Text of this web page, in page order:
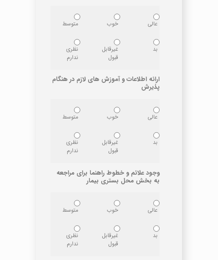
عالی خوب متوسط
بد
غیرقابل
قبول
نظری
ندارم
ارائه اطلاعات و آموزش های لازم در هنگام
پذیرش
عالی خوب متوسط
بد
غیرقابل
قبول
نظری
ندارم
وجود علائم و خطوط راهنما برای مراجعه
به بخش محل بستری بیمار
عالی خوب متوسط
بد
غیرقابل
قبول
نظری
ندارم